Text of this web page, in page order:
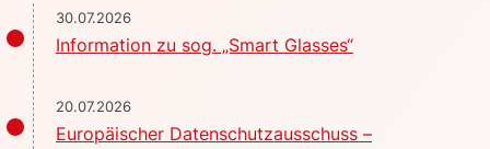
30.07.2026
Information zu sog. „Smart Glasses“
20.07.2026
Europäischer Datenschutzausschuss –